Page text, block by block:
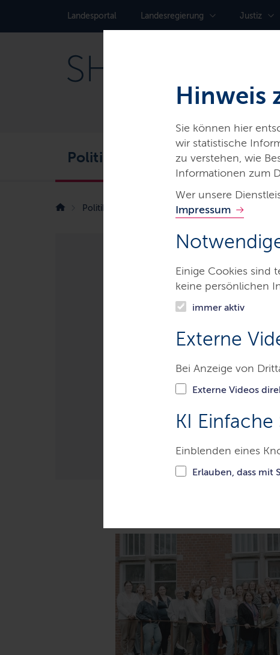
Hinweis
Sie können hier
wir statistische
zu verstehen, wie
Informationen zum
Wer unsere
Impressum
Einige Cookies sind
keine persönlichen
immer aktiv
Externe
Bei Anzeige von
Externe Videos
KI Einfache
Einblenden eines
Erlauben, dass mit
Landes­portal Landes­regierung Justiz
Politik Service
Politik Digitalisierung Neue Runde bei
Neue Runde
Areas“
50 Frauen aus Schleswig-
Programm teilzunehmen und
Bewerbungsfrist endet am 21.
LETZTE AKTUALISIERUNG: 26.05.2026
Inhalte dieser